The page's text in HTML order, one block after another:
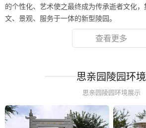
的个性化、艺术使之最终成为传承逝者文化
文、景观、服务于一体的新型陵园。
查看更多
思亲园陵园环境
思亲园陵园环境展示